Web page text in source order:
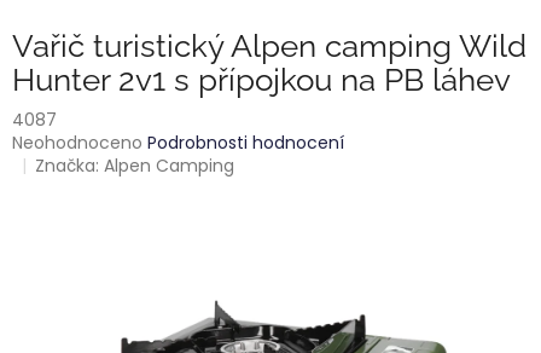
Vařič turistický Alpen camping Wild
Hunter 2v1 s přípojkou na PB láhev
4087
Průměrné
hodnocení
Neohodnoceno Podrobnosti hodnocení
Značka:Alpen Camping